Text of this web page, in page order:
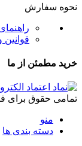
نحوه سفارش
خرید مطمئن از ما
تمامی حقوق برای
منو
دسته بندی ها